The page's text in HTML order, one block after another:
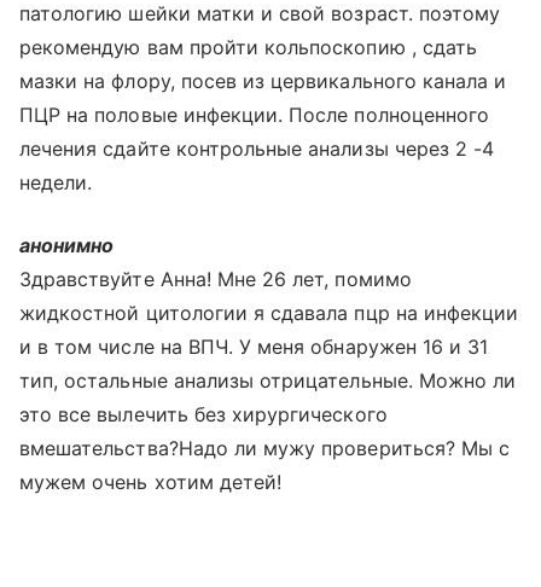
патологию шейки матки и свой возраст. поэтому
рекомендую вам пройти кольпоскопию , сдать
мазки на флору, посев из цервикального канала и
ПЦР на половые инфекции. После полноценного
лечения сдайте контрольные анализы через 2 -4
недели.
анонимно
Здравствуйте Анна! Мне 26 лет, помимо
жидкостной цитологии я сдавала пцр на инфекции
и в том числе на ВПЧ. У меня обнаружен 16 и 31
тип, остальные анализы отрицательные. Можно ли
это все вылечить без хирургического
вмешательства?Надо ли мужу провериться? Мы с
мужем очень хотим детей!